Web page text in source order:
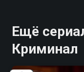
Ещё
Криминал